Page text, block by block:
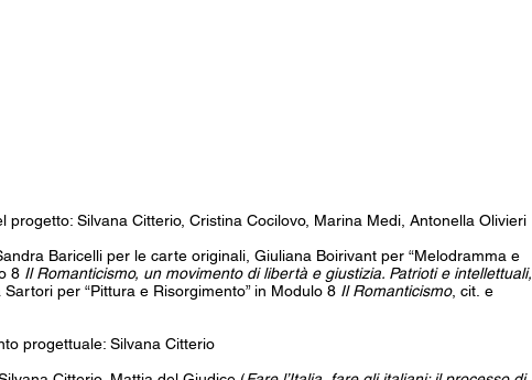
progetto: Silvana Citterio, Cristina Cocilovo, Marina Medi, Antonella Olivieri
Baricelli per le carte originali, Giuliana Boirivant per “Melodramma e
8 Il Romanticismo, un movimento di libertà e giustizia. Patrioti e intellettuali,
Sartori per “Pittura e Risorgimento” in Modulo 8 Il Romanticismo, cit. e
progettuale: Silvana Citterio